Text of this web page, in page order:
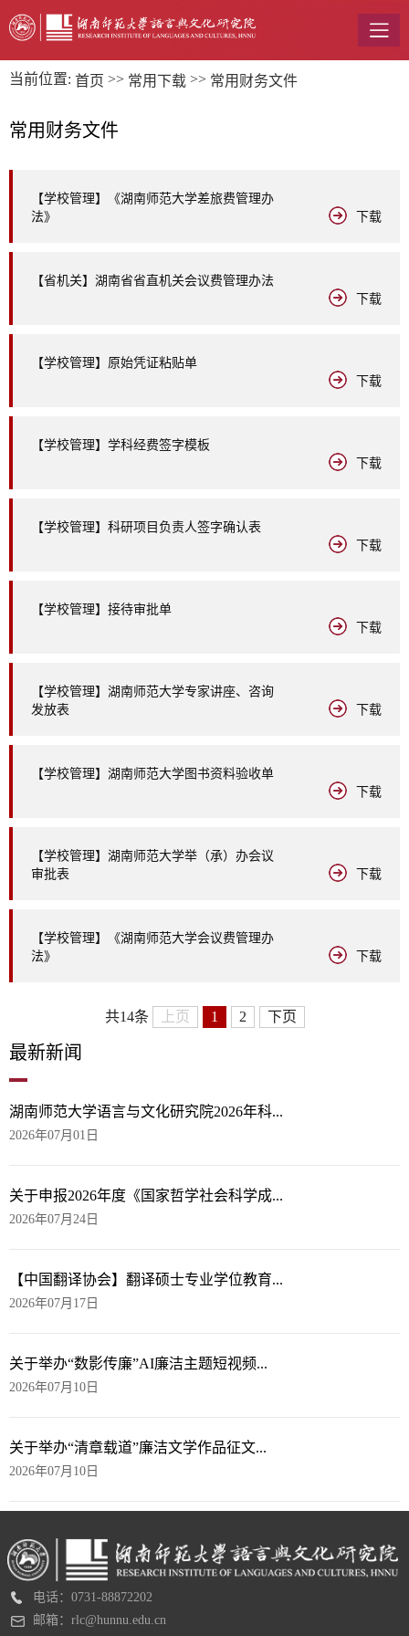
当前位置: 首页 >> 常用下载 >> 常用财务文件
常用财务文件
【学校管理】《湖南师范大学差旅费管理办
法》
下载
【省机关】湖南省省直机关会议费管理办法
下载
【学校管理】原始凭证粘贴单
下载
【学校管理】学科经费签字模板
下载
【学校管理】科研项目负责人签字确认表
下载
【学校管理】接待审批单
下载
【学校管理】湖南师范大学专家讲座、咨询
发放表
下载
【学校管理】湖南师范大学图书资料验收单
下载
【学校管理】湖南师范大学举（承）办会议
审批表
下载
【学校管理】《湖南师范大学会议费管理办
法》
下载
共14条 上页 1 2 下页
最新新闻
湖南师范大学语言与文化研究院2026年科...
2026年07月01日
关于申报2026年度《国家哲学社会科学成...
2026年07月24日
【中国翻译协会】翻译硕士专业学位教育...
2026年07月17日
关于举办“数影传廉”AI廉洁主题短视频...
2026年07月10日
关于举办“清章载道”廉洁文学作品征文...
2026年07月10日
电话：0731-88872202
邮箱：rlc@hunnu.edu.cn